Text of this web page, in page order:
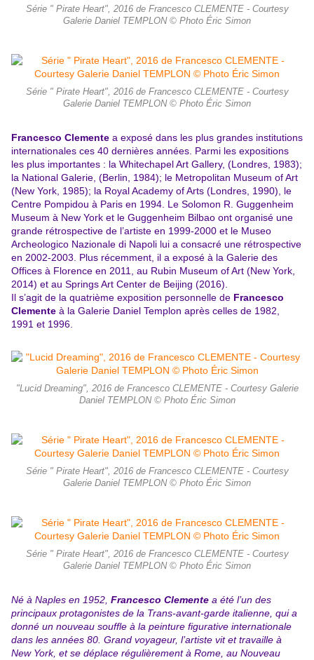
Série " Pirate Heart", 2016 de Francesco CLEMENTE - Courtesy
Galerie Daniel TEMPLON © Photo Éric Simon
Série " Pirate Heart", 2016 de Francesco CLEMENTE - Courtesy
Galerie Daniel TEMPLON © Photo Éric Simon
Francesco Clemente a exposé dans les plus grandes institutions
internationales ces 40 dernières années. Parmi les expositions
les plus importantes : la Whitechapel Art Gallery, (Londres, 1983);
la National Galerie, (Berlin, 1984); le Metropolitan Museum of Art
(New York, 1985); la Royal Academy of Arts (Londres, 1990), le
Centre Pompidou à Paris en 1994. Le Solomon R. Guggenheim
Museum à New York et le Guggenheim Bilbao ont organisé une
grande rétrospective de l’artiste en 1999-2000 et le Museo
Archeologico Nazionale di Napoli lui a consacré une rétrospective
en 2002-2003. Plus récemment, il a exposé à la Galerie des
Offices à Florence en 2011, au Rubin Museum of Art (New York,
2014) et au Springs Art Center de Beijing (2016).
Il s’agit de la quatrième exposition personnelle de Francesco
Clemente à la Galerie Daniel Templon après celles de 1982,
1991 et 1996.
"Lucid Dreaming", 2016 de Francesco CLEMENTE - Courtesy Galerie
Daniel TEMPLON © Photo Éric Simon
Série " Pirate Heart", 2016 de Francesco CLEMENTE - Courtesy
Galerie Daniel TEMPLON © Photo Éric Simon
Série " Pirate Heart", 2016 de Francesco CLEMENTE - Courtesy
Galerie Daniel TEMPLON © Photo Éric Simon
Né à Naples en 1952, Francesco Clemente a été l’un des
principaux protagonistes de la Trans-avant-garde italienne, qui a
donné un nouveau souffle à la peinture figurative internationale
dans les années 80. Grand voyageur, l’artiste vit et travaille à
New York, et se déplace régulièrement à Rome, au Nouveau